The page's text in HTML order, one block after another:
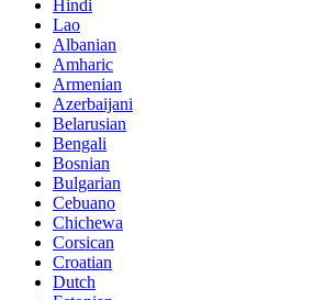
Hindi
Lao
Albanian
Amharic
Armenian
Azerbaijani
Belarusian
Bengali
Bosnian
Bulgarian
Cebuano
Chichewa
Corsican
Croatian
Dutch